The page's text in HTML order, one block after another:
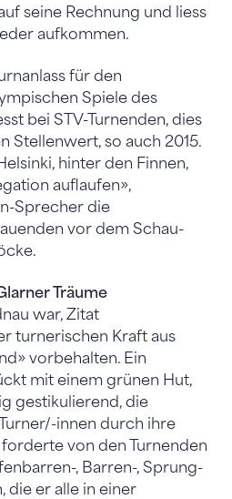
seine Rechnung und liess
aufkommen.
für den
Spiele des
bei STV-Turnenden, dies
Stellenwert, so auch 2015.
hinter den Finnen,
auflaufen»,
Sprecher die
vor dem Schau-
Träume
war, Zitat
turnerischen Kraft aus
vorbehalten. Ein
mit einem grünen Hut,
gestikulierend, die
innen durch ihre
von den Turnenden
, Barren-, Sprung-
die er alle in einer